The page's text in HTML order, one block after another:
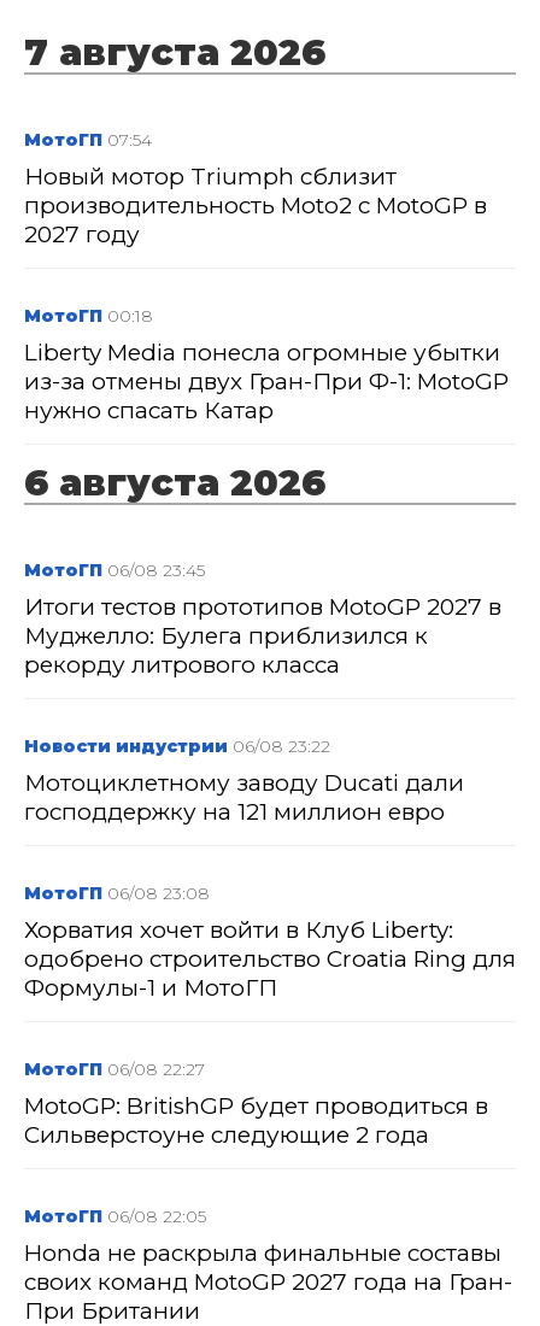
7 августа 2026
МотоГП 07:54
Новый мотор Triumph сблизит
производительность Moto2 с MotoGP в
2027 году
МотоГП 00:18
Liberty Media понесла огромные убытки
из-за отмены двух Гран-При Ф-1: MotoGP
нужно спасать Катар
6 августа 2026
МотоГП 06/08 23:45
Итоги тестов прототипов MotoGP 2027 в
Муджелло: Булега приблизился к
рекорду литрового класса
Новости индустрии 06/08 23:22
Мотоциклетному заводу Ducati дали
господдержку на 121 миллион евро
МотоГП 06/08 23:08
Хорватия хочет войти в Клуб Liberty:
одобрено строительство Croatia Ring для
Формулы-1 и МотоГП
МотоГП 06/08 22:27
MotoGP: BritishGP будет проводиться в
Сильверстоуне следующие 2 года
МотоГП 06/08 22:05
Honda не раскрыла финальные составы
своих команд MotoGP 2027 года на Гран-
При Британии